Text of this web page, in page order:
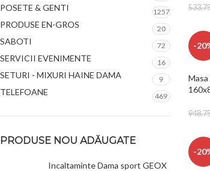
POSETE & GENTI 1257
PRODUSE EN-GROS 20
SABOTI 72
SERVICII EVENIMENTE 16
SETURI - MIXURI HAINE DAMA 9
TELEFOANE 469
PRODUSE NOU ADĂUGATE
Incaltaminte Dama sport GEOX
-
-